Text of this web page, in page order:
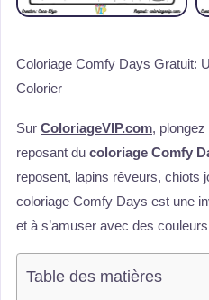
Coloriage Comfy Days Gratuit:
Colorier
Sur ColoriageVIP.com, plongez
reposant du coloriage Comfy
reposent, lapins rêveurs,
coloriage Comfy Days est une
et à s’amuser avec des
Table des matières